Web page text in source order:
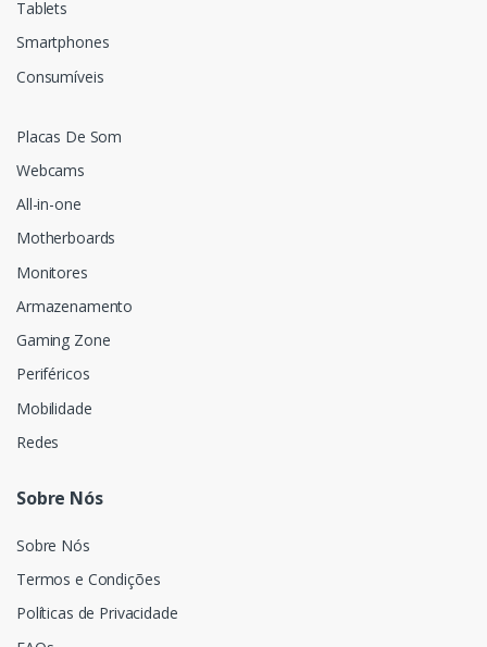
Tablets
Smartphones
Consumíveis
Placas De Som
Webcams
All-in-one
Motherboards
Monitores
Armazenamento
Gaming Zone
Periféricos
Mobilidade
Redes
Sobre Nós
Sobre Nós
Termos e Condições
Políticas de Privacidade